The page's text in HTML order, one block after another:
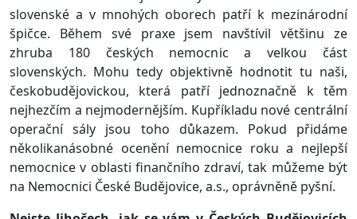
slovenské a v mnohých oborech patří k mezinárodní
špičce. Během své praxe jsem navštívil většinu ze
zhruba 180 českých nemocnic a velkou část
slovenských. Mohu tedy objektivně hodnotit tu naši,
českobudějovickou, která patří jednoznačně k těm
nejhezčím a nejmodernějším. Kupříkladu nové centrální
operační sály jsou toho důkazem. Pokud přidáme
několikanásobné ocenění nemocnice roku a nejlepší
nemocnice v oblasti finančního zdraví, tak můžeme být
na Nemocnici České Budějovice, a.s., oprávněně pyšní.